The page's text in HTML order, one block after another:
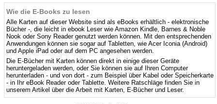
Wie die E-Books zu lesen
Alle Karten auf dieser Website sind als eBooks erhältlich - elektronische
Bücher -, die leicht in ebook Leser wie Amazon Kindle, Barnes & Noble
Nook oder Sony Reader genutzt werden können. Mit den entsprechenden
Anwendungen können sie sogar auf Tabletten, wie Acer Iconia (Android)
und Apple iPad oder auf dem PC angesehen werden.
Die E-Bücher mit Karten können direkt in einige dieser Geräte
heruntergeladen werden, oder Sie können sie auf Ihren Computer
herunterladen - und von dort - zum Beispiel über Kabel oder Speicherkarte
- in Ihr eBook Reader oder Tablette. Weitere Ratschläge finden Sie in
unserem Artikel über die Arbeit mit Karten, E-Bücher und Leser.